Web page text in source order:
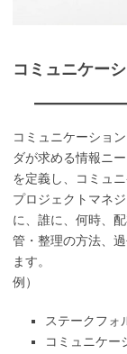
コミュニケー
コミュニケーショ
ダが求める情報ニ
を定義し、コミュ
プロジェクトマネ
に、誰に、何時、
管・整理の方法、
ます。
例）
ステークフォ
コミュニケー